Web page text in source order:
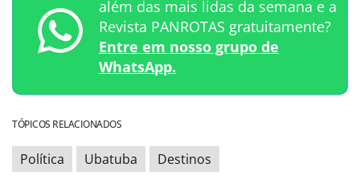
além das mais lidas da semana e a
Revista PANROTAS gratuitamente?
Entre em nosso grupo de
WhatsApp.
TÓPICOS RELACIONADOS
Política Ubatuba Destinos